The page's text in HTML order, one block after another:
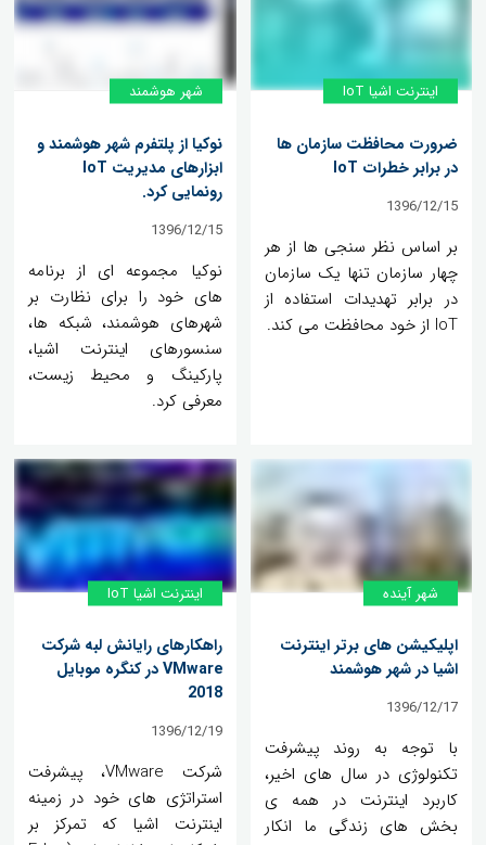
اینترنت اشیا IoT
ضرورت محافظت سازمان ها
در برابر خطرات IoT
1396/12/15
بر اساس نظر سنجی ها از هر
چهار سازمان تنها یک سازمان
در برابر تهدیدات استفاده از
IoT از خود محافظت می کند.
شهر هوشمند
نوکیا از پلتفرم شهر هوشمند و
ابزارهای مدیریت IoT
رونمایی کرد.
1396/12/15
نوکیا مجموعه ای از برنامه
های خود را برای نظارت بر
شهرهای هوشمند، شبکه ها،
سنسورهای اینترنت اشیا،
پارکینگ و محیط زیست،
معرفی کرد.
شهر آینده
اپلیکیشن های برتر اینترنت
اشیا در شهر هوشمند
1396/12/17
با توجه به روند پیشرفت
تکنولوژی در سال های اخیر،
کاربرد اینترنت در همه ی
بخش های زندگی ما انکار
اینترنت اشیا IoT
راهکارهای رایانش لبه شرکت
VMware در کنگره موبایل
2018
1396/12/19
شرکت VMware، پیشرفت
استراتژی های خود در زمینه
اینترنت اشیا که تمرکز بر